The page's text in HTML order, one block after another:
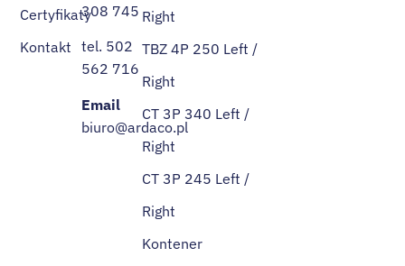
308 745
tel. 502
562 716
Email
biuro@ardaco.pl
Certyfikaty
Kontakt
Right
TBZ 4P 250 Left /
Right
CT 3P 340 Left /
Right
CT 3P 245 Left /
Right
Kontener